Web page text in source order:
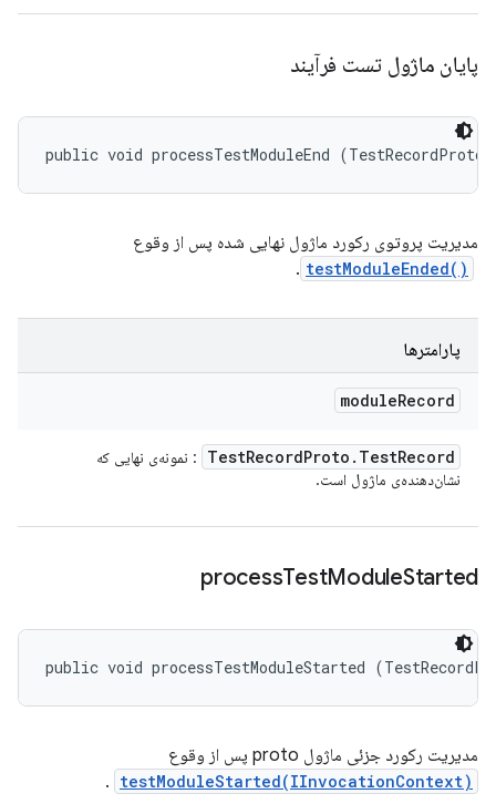
پایان ماژول تست فرآیند
public void processTestModuleEnd
مدیریت پروتوی رکورد ماژول نهایی شده پس از وقوع
testModuleEnded()
پارامترها
moduleRecord
TestRecordProto . TestRecord
: نمونه‌ی نهایی که
نشان‌دهنده‌ی ماژول است.
processTestModuleStarted
public void processTestModuleStarted
مدیریت رکورد جزئی ماژول proto پس از وقوع
testModuleStarted(IInvocationContext)
.